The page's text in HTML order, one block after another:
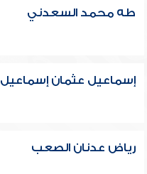
طه محمد السعدني
إسماعيل عثمان إسماعيل
رياض عدنان الصعب